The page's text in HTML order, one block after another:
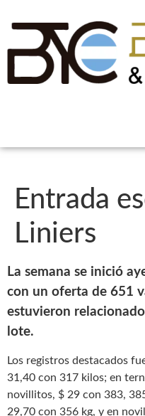
Entrada
Liniers
La semana se inició
con un oferta de 651
estuvieron
lote.
Los registros destacados
31,40 con 317 kilos; en
novillitos, $ 29 con 383,
29,70 con 356 kg, y en